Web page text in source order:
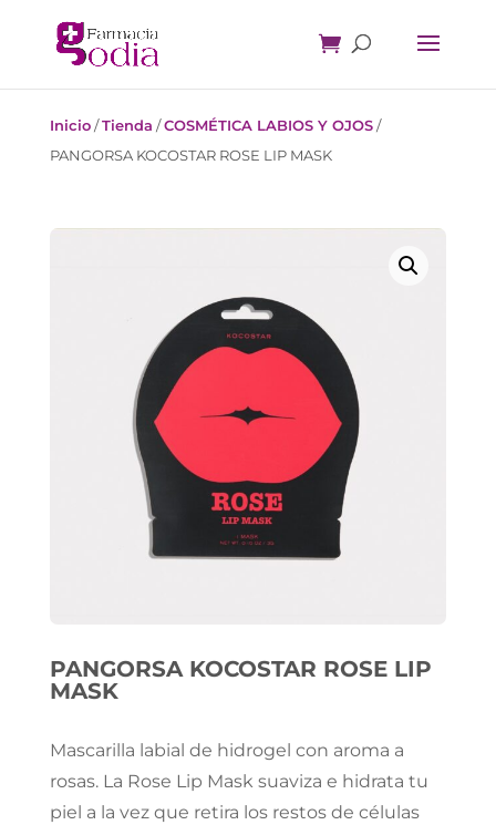
Inicio/Tienda /COSMÉTICA LABIOS Y OJOS/
PANGORSA KOCOSTAR ROSE LIP MASK
PANGORSA KOCOSTAR ROSE LIP
MASK
Mascarilla labial de hidrogel con aroma a
rosas. La Rose Lip Mask suaviza e hidrata tu
piel a la vez que retira los restos de células